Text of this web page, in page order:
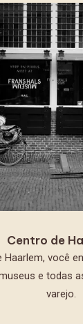
Centro de
Haarlem, você
e todas
varejo.